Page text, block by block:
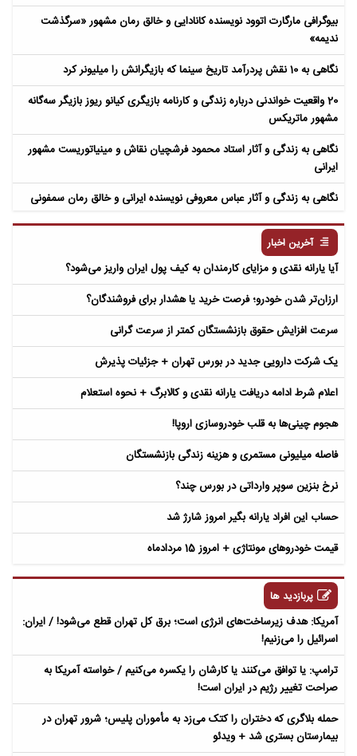
بیوگرافی مارگارت اتوود نویسنده کانادایی و خالق رمان مشهور «سرگذشت
ندیمه»
نگاهی به 10 نقش پردرآمد تاریخ سینما که بازیگرانش را میلیونر کرد
20 واقعیت خواندنی درباره زندگی و کارنامه بازیگری کیانو ریوز بازیگر سه‌گانه
مشهور ماتریکس
نگاهی به زندگی و آثار استاد محمود فرشچیان نقاش و مینیاتوریست مشهور
ایرانی
نگاهی به زندگی و آثار عباس معروفی نویسنده ایرانی و خالق رمان سمفونی
آخرین اخبار
آیا یارانه نقدی و مزایای کارمندان به کیف پول ایران واریز می‌شود؟
ارزان‌تر شدن خودرو؛ فرصت خرید یا هشدار برای فروشندگان؟
سرعت افزایش حقوق بازنشستگان کمتر از سرعت گرانی
یک شرکت دارویی جدید در بورس تهران + جزئیات پذیرش
اعلام شرط ادامه دریافت یارانه نقدی و کالابرگ + نحوه استعلام
هجوم چینی‌ها به قلب خودروسازی اروپا!
فاصله میلیونی مستمری و هزینه زندگی بازنشستگان
نرخ بنزین سوپر وارداتی در بورس چند؟
حساب این افراد یارانه بگیر امروز شارژ شد
قیمت خودروهای مونتاژی + امروز 15 مردادماه
پربازدید ها
آمریکا: هدف زیرساخت‌های انرژی است؛ برق کل تهران قطع می‌شود! / ایران:
اسرائیل را می‌زنیم!
ترامپ: یا توافق می‌کنند یا کارشان را یکسره می‌کنیم / خواسته آمریکا به
صراحت تغییر رژیم در ایران است!
حمله بلاگری که دختران را کتک می‌زد به مأموران پلیس؛ شرور تهران در
بیمارستان بستری شد + ویدئو